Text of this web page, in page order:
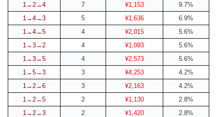
1→2→4
7 ¥1,153
9.7%
1→4→3
5 ¥1,636
6.9%
1→4→5
4 ¥2,015
5.6%
1→3→2
4 ¥1,093
5.6%
1→3→5
4 ¥2,573
5.6%
1→5→3
3 ¥4,253
4.2%
1→2→6
3 ¥2,163
4.2%
1→2→5
2 ¥1,130
2.8%
1→2→3
2 ¥1,420 2.8%